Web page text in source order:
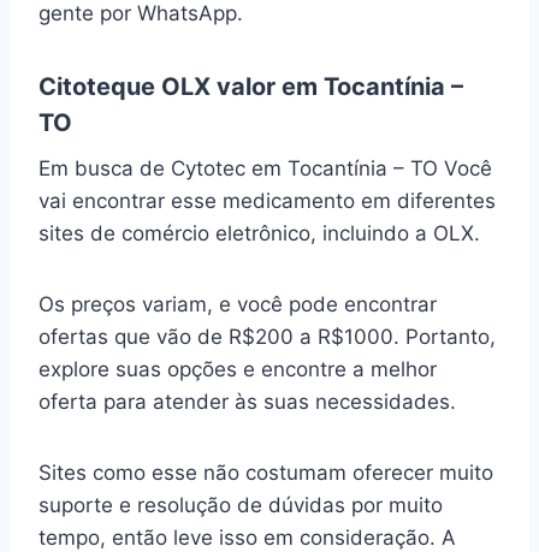
gente por WhatsApp.
Citoteque OLX valor em Tocantínia –
TO
Em busca de Cytotec em Tocantínia – TO Você
vai encontrar esse medicamento em diferentes
sites de comércio eletrônico, incluindo a OLX.
Os preços variam, e você pode encontrar
ofertas que vão de R$200 a R$1000. Portanto,
explore suas opções e encontre a melhor
oferta para atender às suas necessidades.
Sites como esse não costumam oferecer muito
suporte e resolução de dúvidas por muito
tempo, então leve isso em consideração. A